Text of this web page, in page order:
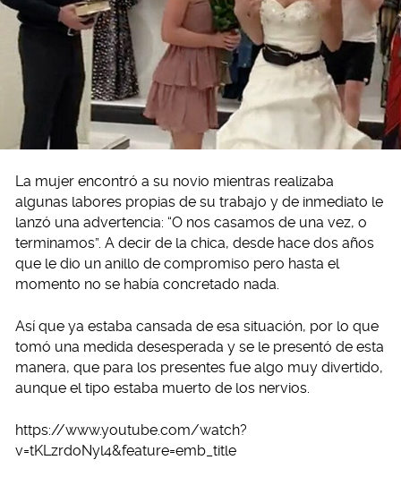
La mujer encontró a su novio mientras realizaba
algunas labores propias de su trabajo y de inmediato le
lanzó una advertencia: “O nos casamos de una vez, o
terminamos”. A decir de la chica, desde hace dos años
que le dio un anillo de compromiso pero hasta el
momento no se había concretado nada.
Así que ya estaba cansada de esa situación, por lo que
tomó una medida desesperada y se le presentó de esta
manera, que para los presentes fue algo muy divertido,
aunque el tipo estaba muerto de los nervios.
https://www.youtube.com/watch?
v=tKLzrdoNyl4&feature=emb_title